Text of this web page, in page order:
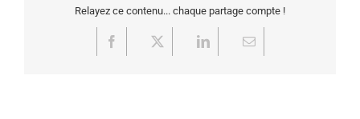
Relayez ce contenu... chaque partage compte !
Facebook LinkedInEmail